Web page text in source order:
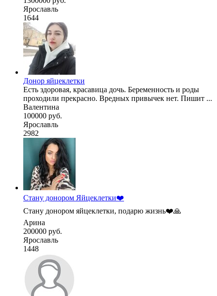
Ярославль
1644
Донор яйцеклетки
Есть здоровая, красавица дочь. Беременность и роды
проходили прекрасно. Вредных привычек нет. Пишит ...
Валентина
100000 руб.
Ярославль
2982
Стану донором Яйцеклетки❤️
Стану донором яйцеклетки, подарю жизнь❤️🙏
Арина
200000 руб.
Ярославль
1448